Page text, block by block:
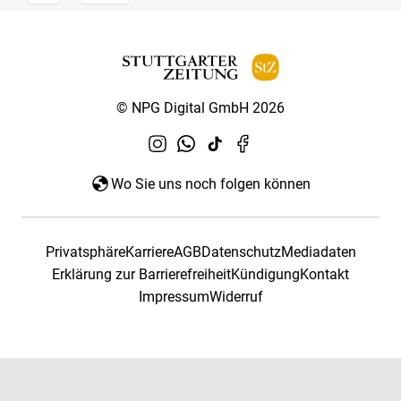
© NPG Digital GmbH 2026
Wo Sie uns noch folgen können
PrivatsphäreKarriereAGBDatenschutzMediadaten
Erklärung zur BarrierefreiheitKündigungKontakt
ImpressumWiderruf